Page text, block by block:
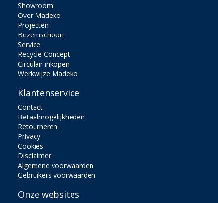
Showroom
Over Madeko
Projecten
Bezemschoon
Service
Recycle Concept
Circulair inkopen
Werkwijze Madeko
Klantenservice
Contact
Betaalmogelijkheden
Retourneren
Privacy
Cookies
Disclaimer
Algemene voorwaarden
Gebruikers voorwaarden
Onze websites